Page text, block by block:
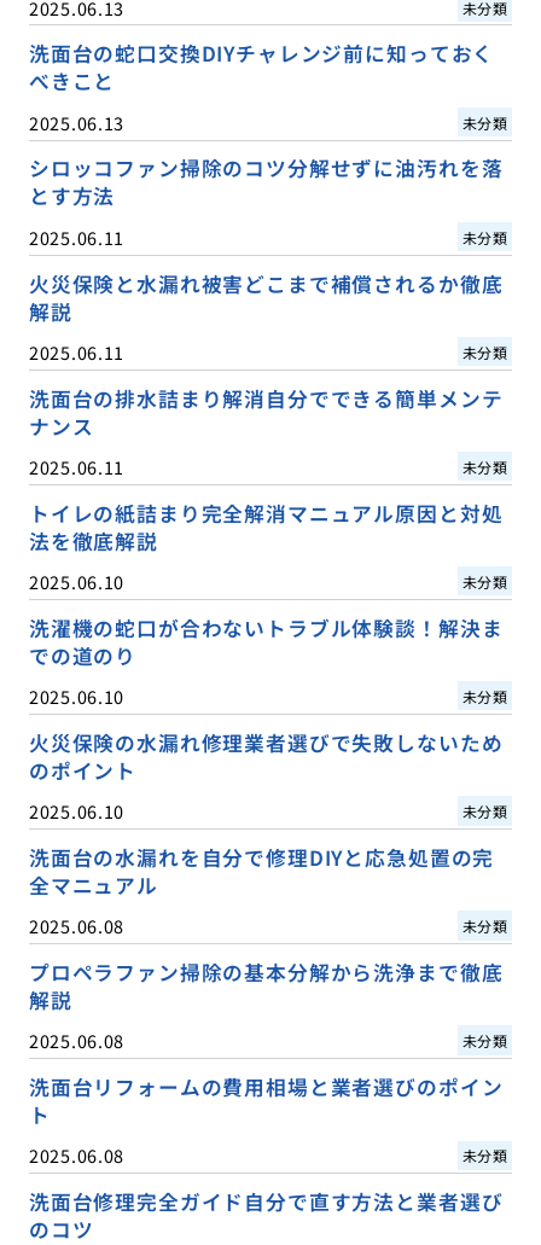
2025.06.13 未分類
洗面台の蛇口交換DIYチャレンジ前に知っておく
べきこと
2025.06.13 未分類
シロッコファン掃除のコツ分解せずに油汚れを落
とす方法
2025.06.11 未分類
火災保険と水漏れ被害どこまで補償されるか徹底
解説
2025.06.11 未分類
洗面台の排水詰まり解消自分でできる簡単メンテ
ナンス
2025.06.11 未分類
トイレの紙詰まり完全解消マニュアル原因と対処
法を徹底解説
2025.06.10 未分類
洗濯機の蛇口が合わないトラブル体験談！解決ま
での道のり
2025.06.10 未分類
火災保険の水漏れ修理業者選びで失敗しないため
のポイント
2025.06.10 未分類
洗面台の水漏れを自分で修理DIYと応急処置の完
全マニュアル
2025.06.08 未分類
プロペラファン掃除の基本分解から洗浄まで徹底
解説
2025.06.08 未分類
洗面台リフォームの費用相場と業者選びのポイン
ト
2025.06.08 未分類
洗面台修理完全ガイド自分で直す方法と業者選び
のコツ